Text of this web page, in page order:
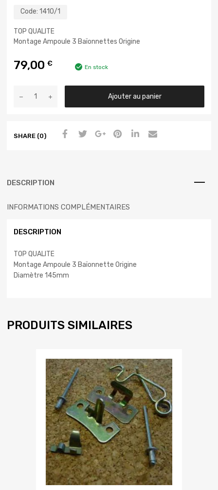
Code: 1410/1
TOP QUALITE
Montage Ampoule 3 Baïonnettes Origine
79,00 € En stock
Ajouter au panier
SHARE (0)
DESCRIPTION
INFORMATIONS COMPLÉMENTAIRES
DESCRIPTION
TOP QUALITE
Montage Ampoule 3 Baïonnette Origine
Diamètre 145mm
PRODUITS SIMILAIRES